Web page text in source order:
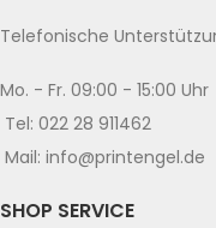
Telefonische
Mo. - Fr. 09:00 - 15:00 Uhr
Tel: 022 28 911462
Mail: info@printengel.de
SHOP SERVICE